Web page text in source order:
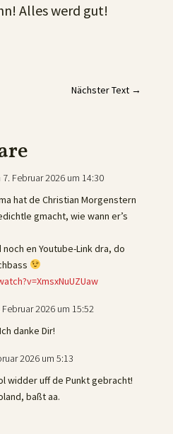
Alles werd gut!
Nächster Text →
7. Februar 2026 um 14:30
hat de Christian Morgenstern
gmacht, wie wann er’s
en Youtube-Link dra, do
Februar 2026 um 15:52
danke Dir!
2026 um 5:13
widder uff de Punkt gebracht!
baßt aa.